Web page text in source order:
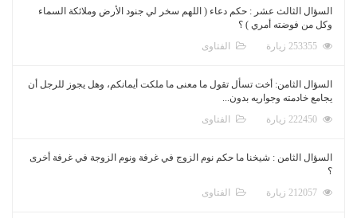
السؤال الثالث عشر : حكم دعاء ( اللهم سخر لي جنود الأرض وملائكة السماء
وكل من فوضته أمري ) ؟
الفتاوى
السؤال الثامن: أخت تسأل تقول ما معنى ما ملكت أيمانكم، وهل يجوز للرجل أن
يجامع خادمته وجواريه بدون...
الفتاوى
السؤال الثامن : شيخنا ما حكم نوم الزوج في غرفة ونوم الزوجة في غرفة أخرى
؟
الفتاوى